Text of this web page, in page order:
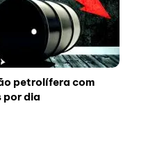
petrolífera com
por dia